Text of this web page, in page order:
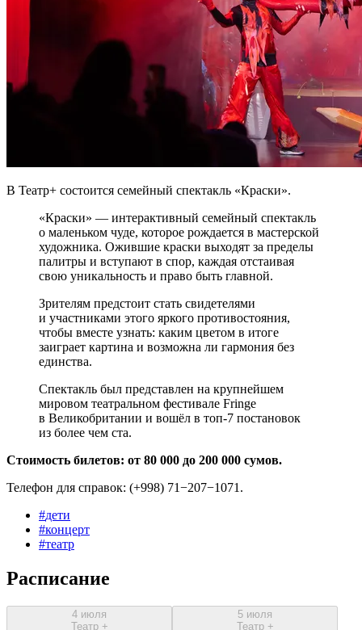
В Театр+ состоится семейный спектакль «Краски».
«Краски» — интерактивный семейный спектакль
о маленьком чуде, которое рождается в мастерской
художника. Ожившие краски выходят за пределы
палитры и вступают в спор, каждая отстаивая
свою уникальность и право быть главной.
Зрителям предстоит стать свидетелями
и участниками этого яркого противостояния,
чтобы вместе узнать: каким цветом в итоге
заиграет картина и возможна ли гармония без
единства.
Спектакль был представлен на крупнейшем
мировом театральном фестивале Fringe
в Великобритании и вошёл в топ-7 постановок
из более чем ста.
Стоимость билетов: от 80 000 до 200 000 сумов.
Телефон для справок: (+998) 71−207−1071.
#дети
#концерт
#театр
Расписание
4 июля
Театр +
5 июля
Театр +